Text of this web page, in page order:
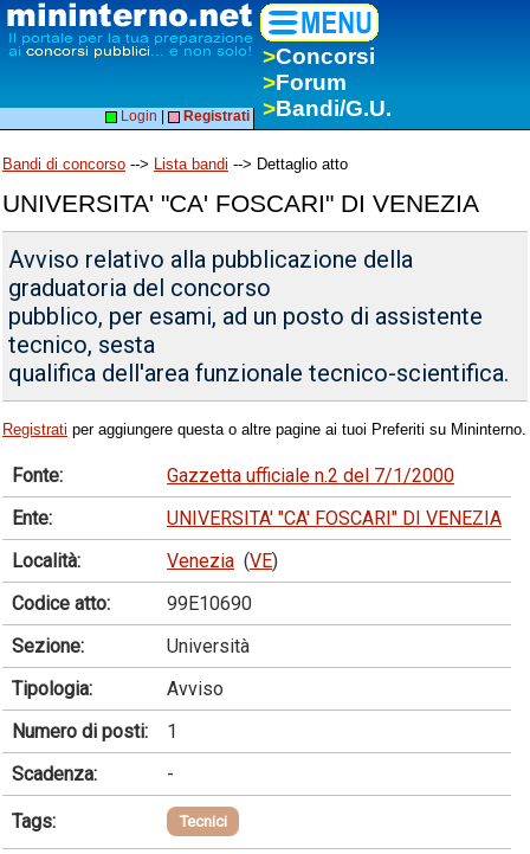
>Concorsi
>Forum
>Bandi/G.U.
Login Registrati
Bandi di concorso --> Lista bandi --> Dettaglio atto
UNIVERSITA' "CA' FOSCARI" DI VENEZIA
Avviso relativo alla pubblicazione della
graduatoria del concorso
pubblico, per esami, ad un posto di assistente
tecnico, sesta
qualifica dell'area funzionale tecnico-scientifica.
Registrati per aggiungere questa o altre pagine ai tuoi Preferiti su Mininterno.
Fonte:
Gazzetta ufficiale n.2 del 7/1/2000
Ente:
UNIVERSITA' "CA' FOSCARI" DI VENEZIA
Località:
Venezia (VE)
Codice atto:
99E10690
Sezione:
Università
Tipologia:
Avviso
Numero di posti:
1
Scadenza:
-
Tags: Tecnici